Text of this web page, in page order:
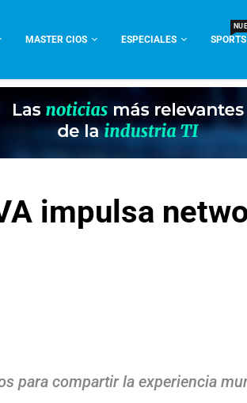
MASTER CIOS ESPECIALES SPORTS
impulsa
para compartir la experiencia